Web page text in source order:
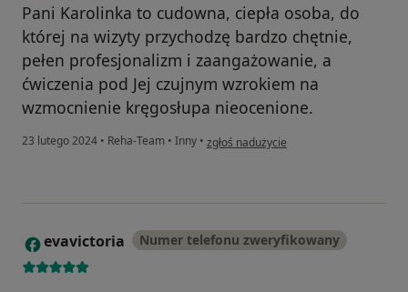
Pani Karolinka to cudowna, ciepła osoba, do
której na wizyty przychodzę bardzo chętnie,
pełen profesjonalizm i zaangażowanie, a
ćwiczenia pod Jej czujnym wzrokiem na
wzmocnienie kręgosłupa nieocenione.
23 lutego 2024 • Reha-Team • Inny • w opinii użytkownika Monika
zgłoś nadużycie
E evavictoria Numer telefonu zweryfikowany